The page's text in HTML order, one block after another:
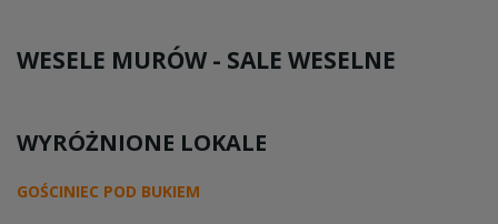
WESELE MURÓW - SALE WESELNE
WYRÓŻNIONE LOKALE
GOŚCINIEC POD BUKIEM